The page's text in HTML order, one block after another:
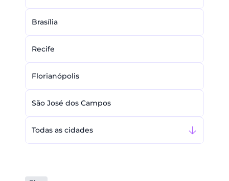
Brasília
Recife
Florianópolis
São José dos Campos
Todas as cidades